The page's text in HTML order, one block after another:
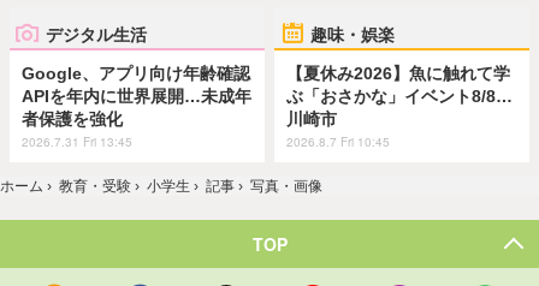
デジタル生活
Google、アプリ向け年齢確認
APIを年内に世界展開…未成年
者保護を強化
2026.7.31 Fri 13:45
趣味・娯楽
【夏休み2026】魚に触れて学
ぶ「おさかな」イベント8/8…
川崎市
2026.8.7 Fri 10:45
ホーム › 教育・受験 › 小学生 › 記事 › 写真・画像
TOP